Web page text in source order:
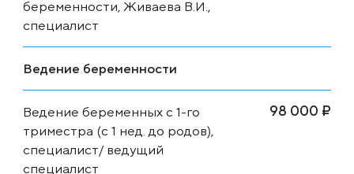
беременности, Живаева В.И.,
специалист
Ведение беременности
Ведение беременных с 1-го
триместра (с 1 нед. до родов),
специалист/ ведущий
специалист
98 000 ₽